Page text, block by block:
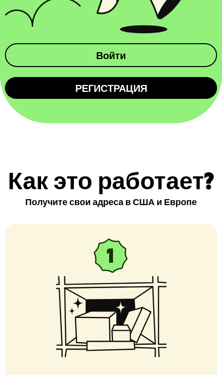
Войти
РЕГИСТРАЦИЯ
Как это работает?
Получите свои адреса в США и Европе